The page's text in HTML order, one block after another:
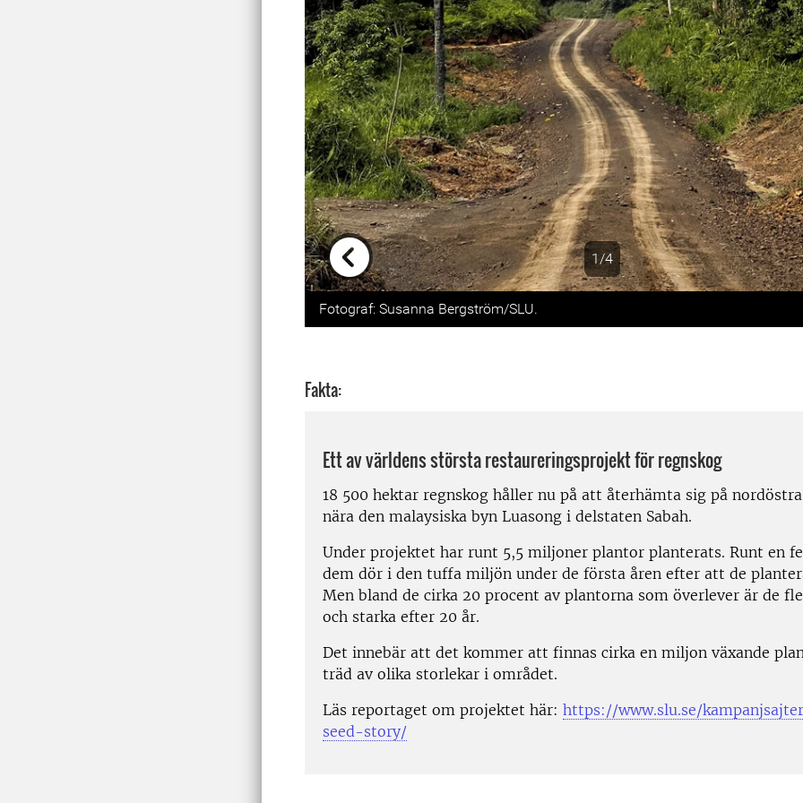
1/4
Previous
Fotograf: Susanna Bergström/SLU.
Fakta:
Ett av världens största restaureringsprojekt för regnskog
18 500 hektar regnskog håller nu på att återhämta sig på
nära den malaysiska byn Luasong i delstaten Sabah.
Under projektet har runt 5,5 miljoner plantor planterats. Runt en
dem dör i den tuffa miljön under de första åren efter att de
Men bland de cirka 20 procent av plantorna som överlever är de
och starka efter 20 år.
Det innebär att det kommer att finnas cirka en miljon växande
träd av olika storlekar i området.
Läs reportaget om projektet här: https://www.slu.se/
seed-story/